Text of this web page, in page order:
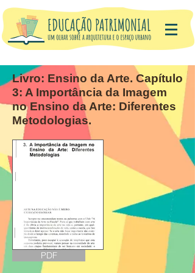
Livro: Ensino da Arte. Capítulo
3: A Importância da Imagem
no Ensino da Arte: Diferentes
Metodologias.
PDF